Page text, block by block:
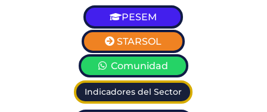
PESEM
STARSOL
Comunidad
Indicadores del Sector